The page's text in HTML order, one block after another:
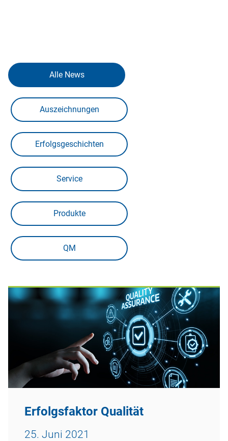
Alle News
Auszeichnungen
Erfolgsgeschichten
Service
Produkte
QM
Erfolgsfaktor Qualität
25. Juni 2021